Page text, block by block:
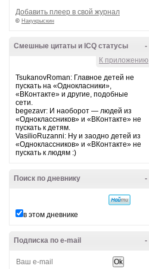
Добавить плеер в свой журнал
© Накукрыскин
-
Смешные цитаты и ICQ статусы
К приложению
TsukanovRoman: Главное детей не
пускать на «Однокласники»,
«ВКонтакте» и другие, подобные
сети.
begezavr: И наоборот — людей из
«Одноклассников» и «ВКонтакте» не
пускать к детям.
VasilioRuzanni: Ну и заодно детей из
«Одноклассников» и «ВКонтакте» не
пускать к людям :)
-
Поиск по дневнику
в этом дневнике
-
Подписка по e-mail